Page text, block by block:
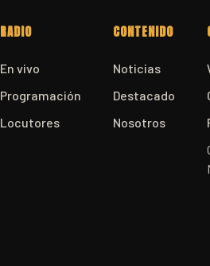
RADIO
En vivo
Programación
Locutores
CONTENIDO
Noticias
Destacado
Nosotros